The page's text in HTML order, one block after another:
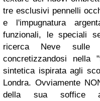
tre esclusivi pennelli
e l'impugnatura
funzionali, le speciali
ricerca Neve sulle
concretizzandosi
sintetica ispirata agli
Londra. Ovviamente
della sua soffice